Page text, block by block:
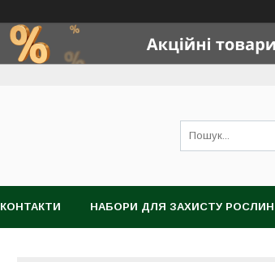
КОНТАКТИ НАБОРИ ДЛЯ ЗАХИСТУ РОСЛИН